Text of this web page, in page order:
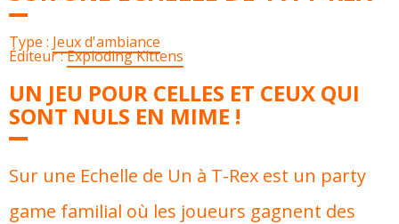
Type : Jeux d'ambiance
Éditeur :Exploding Kittens
UN JEU POUR CELLES ET CEUX QUI
SONT NULS EN MIME !
Sur une Echelle de Un à T-Rex est un party
game familial où les joueurs gagnent des